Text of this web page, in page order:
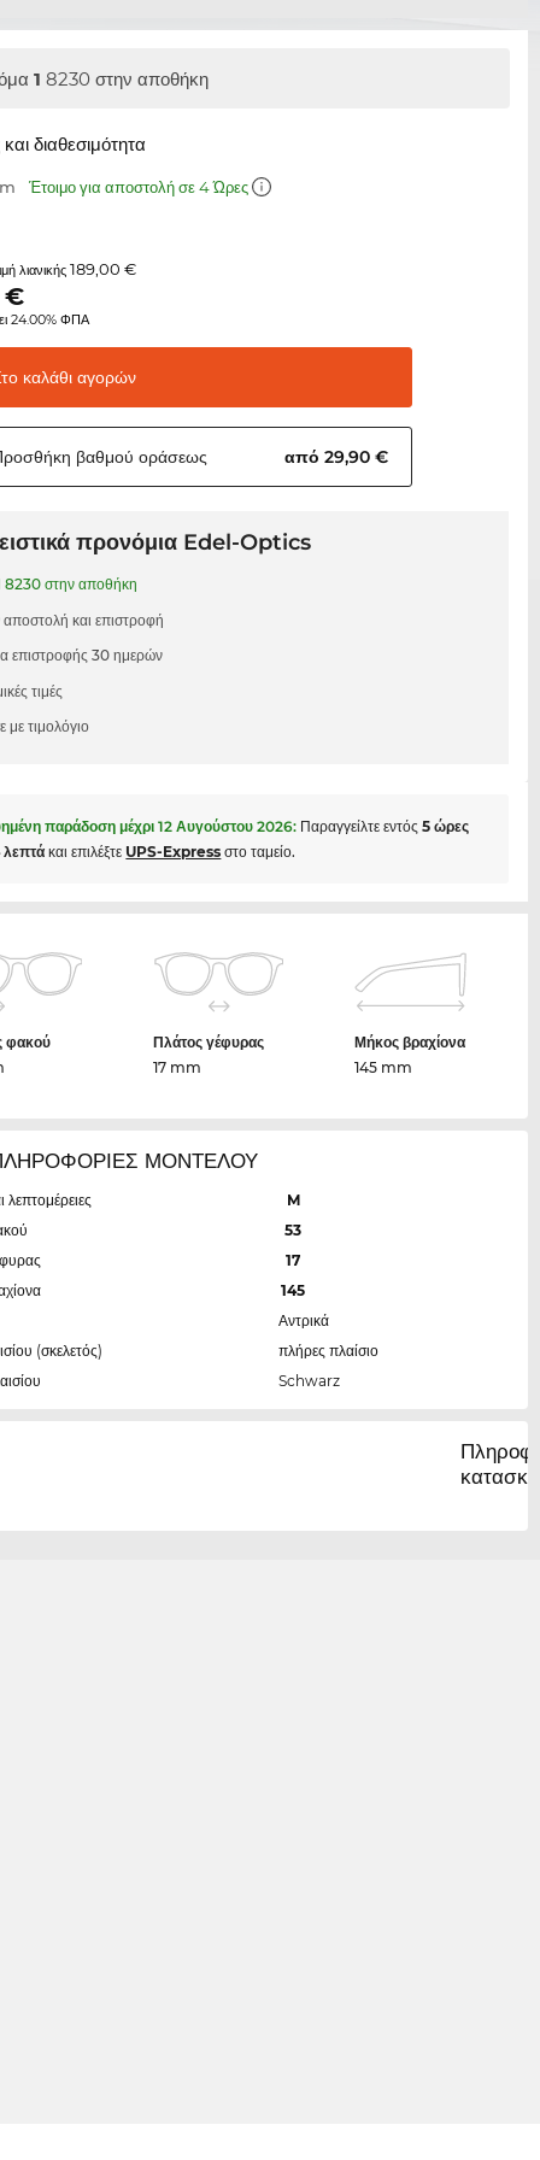
1 8230 στην αποθήκη
διαθεσιμότητα
Έτοιμο για αποστολή σε 4 Ώρες
λιανικής189,00 €
€
24.00% ΦΠΑ
καλάθι αγορών
βαθμού οράσεως από 29,90 €
προνόμια Edel-Optics
8230 στην αποθήκη
και επιστροφή
επιστροφής 30 ημερών
τιμές
με τιμολόγιο
παράδοση μέχρι12 Αυγούστου 2026: Παραγγείλτε εντός5 ώρες
λεπτά και επιλέξτε UPS-Express στο ταμείο.
φακού
Πλάτος γέφυρας
17 mm
Μήκος βραχίονα
145 mm
ΜΟΝΤΕΛΟΥ
λεπτομέρειες
M
53
17
145
Αντρικά
(σκελετός)
πλήρες πλαίσιο
Schwarz